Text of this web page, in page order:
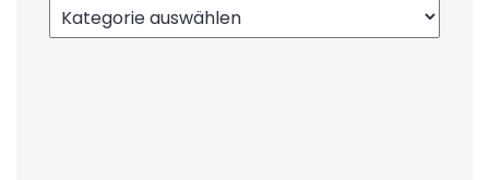
Kategorien